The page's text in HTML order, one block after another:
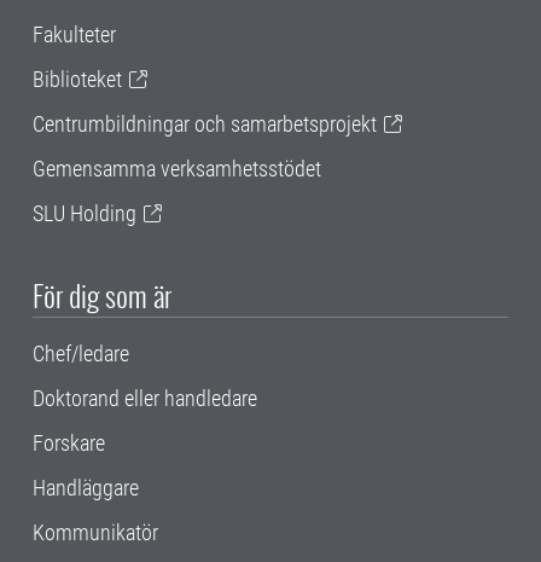
Fakulteter
Biblioteket
Centrumbildningar och samarbetsprojekt
Gemensamma verksamhetsstödet
SLU Holding
För dig som är
Chef/ledare
Doktorand eller handledare
Forskare
Handläggare
Kommunikatör